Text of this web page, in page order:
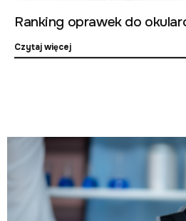
Ranking oprawek do
Czytaj więcej